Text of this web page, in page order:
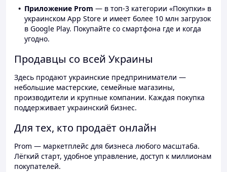
Приложение Prom — в топ-3 категории «Покупки» в
украинском App Store и имеет более 10 млн загрузок
в Google Play. Покупайте со смартфона где и когда
угодно.
Продавцы со всей Украины
Здесь продают украинские предприниматели —
небольшие мастерские, семейные магазины,
производители и крупные компании. Каждая покупка
поддерживает украинский бизнес.
Для тех, кто продаёт онлайн
Prom — маркетплейс для бизнеса любого масштаба.
Лёгкий старт, удобное управление, доступ к миллионам
покупателей.